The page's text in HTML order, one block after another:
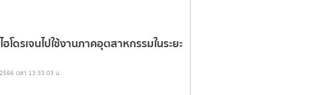
โดรเจนไปใช้งานภาคอุตสาหกรรมในระยะ
เวลา 13:33:03 น.